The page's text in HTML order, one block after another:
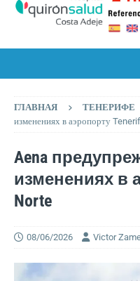
ГЛАВНАЯ ТЕНЕРИФЕ
изменениях в аэропорту
Aena
изменениях в
Norte
08/06/2026 Victor